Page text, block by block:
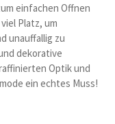
einfachen Offnen
Platz, um
unauffallig zu
dekorative
Optik und
ein echtes Muss!